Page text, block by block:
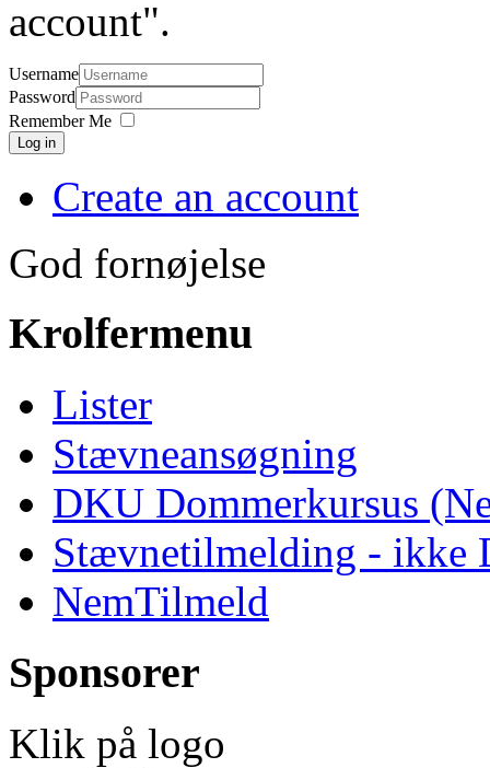
account".
Username
Password
Remember Me
Log in
Create an account
God fornøjelse
Krolfermenu
Lister
Stævneansøgning
DKU Dommerkursus
Stævnetilmelding - ikke
NemTilmeld
Sponsorer
Klik på logo